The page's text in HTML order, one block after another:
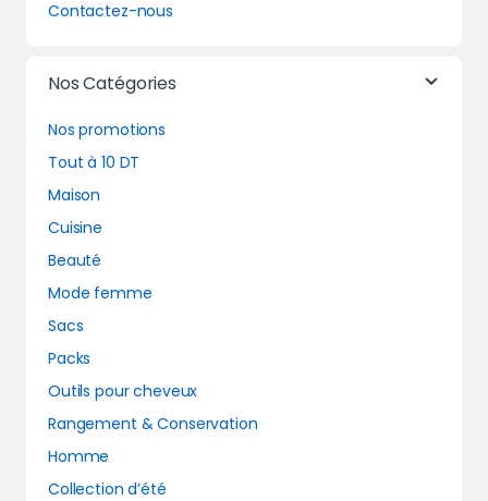
Contactez-nous
Nos Catégories
Nos promotions
Tout à 10 DT
Maison
Cuisine
Beauté
Mode femme
Sacs
Packs
Outils pour cheveux
Rangement & Conservation
Homme
Collection d’été